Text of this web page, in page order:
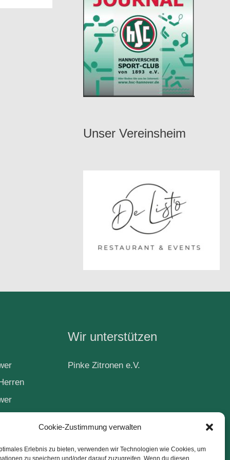
Cookie-Zustimmung verwalten
Erlebnis zu bieten, verwenden wir Technologien wie Cookies, um
zu speichern und/oder darauf zuzugreifen. Wenn du diesen
Unser Vereinsheim
Wir unterstützen
Pinke Zitronen e.V.